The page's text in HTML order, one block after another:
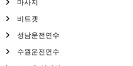
마사지
비트겟
성남운전연수
수원운전연수